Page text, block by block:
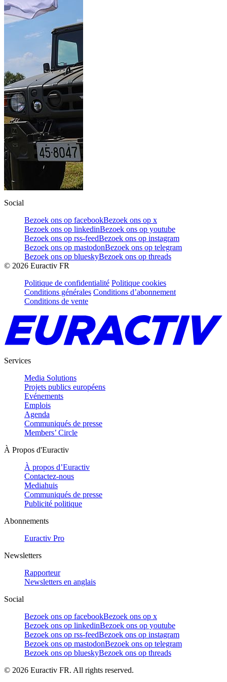
Social
Bezoek ons op facebookBezoek ons op x
Bezoek ons op linkedinBezoek ons op youtube
Bezoek ons op rss-feedBezoek ons op instagram
Bezoek ons op mastodonBezoek ons op telegram
Bezoek ons op blueskyBezoek ons op threads
© 2026 Euractiv FR
Politique de confidentialité Politique cookies
Conditions générales Conditions d’abonnement
Conditions de vente
Services
Media Solutions
Projets publics européens
Evénements
Emplois
Agenda
Communiqués de presse
Members’ Circle
À Propos d'Euractiv
À propos d’Euractiv
Contactez-nous
Mediahuis
Communiqués de presse
Publicité politique
Abonnements
Euractiv Pro
Newsletters
Rapporteur
Newsletters en anglais
Social
Bezoek ons op facebookBezoek ons op x
Bezoek ons op linkedinBezoek ons op youtube
Bezoek ons op rss-feedBezoek ons op instagram
Bezoek ons op mastodonBezoek ons op telegram
Bezoek ons op blueskyBezoek ons op threads
© 2026 Euractiv FR. All rights reserved.